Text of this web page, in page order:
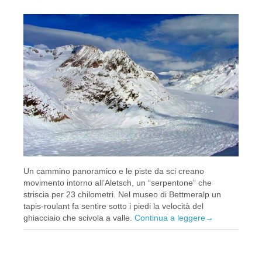
Un cammino panoramico e le piste da sci creano
movimento intorno all’Aletsch, un “serpentone” che
striscia per 23 chilometri. Nel museo di Bettmeralp un
tapis-roulant fa sentire sotto i piedi la velocità del
ghiacciaio che scivola a valle. Continua a leggere→